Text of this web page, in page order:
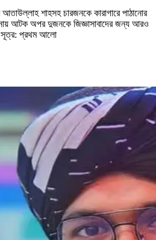
আতাউল্লাহ শাহসহ চারজনকে কারাগারে পাঠানোর
আটক অপর দুজনকে জিজ্ঞাসাবাদের জন্য আরও
সূত্র: প্রথম আলো